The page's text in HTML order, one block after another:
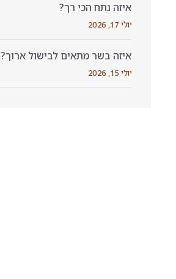
איזה נתח הכי רך?
יולי 17, 2026
איזה בשר מתאים לבישול ארוך?
יולי 15, 2026